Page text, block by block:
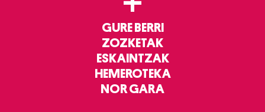
GURE BERRI
ZOZKETAK
ESKAINTZAK
HEMEROTEKA
NOR GARA